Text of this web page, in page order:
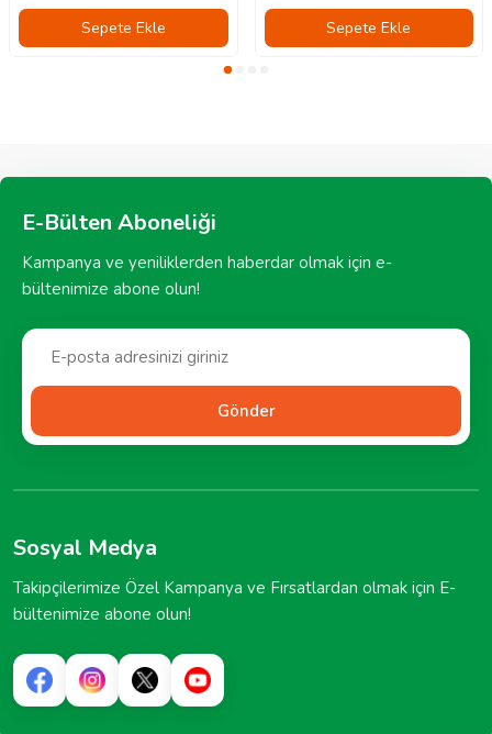
Sepete Ekle Sepete Ekle
E-Bülten Aboneliği
Kampanya ve yeniliklerden haberdar olmak için e-
bültenimize abone olun!
Gönder
Sosyal Medya
Takipçilerimize Özel Kampanya ve Fırsatlardan olmak için E-
bültenimize abone olun!